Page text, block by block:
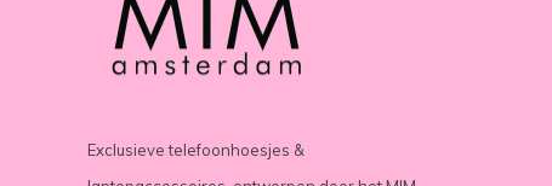
Exclusieve telefoonhoesjes &